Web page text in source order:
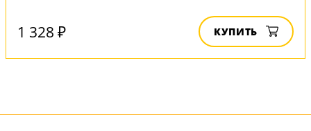
1 328 ₽ КУПИТЬ